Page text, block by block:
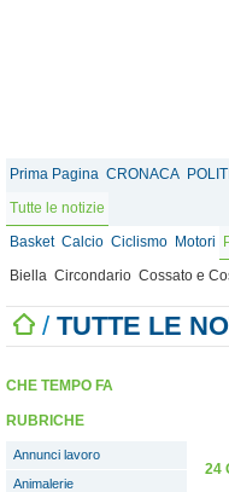
Prima Pagina CRONACA
Tutte le notizie
Basket Calcio Ciclismo Motori
Biella Circondario Cossato e
/ TUTTE LE
CHE TEMPO FA
RUBRICHE
Annunci lavoro
Animalerie
24